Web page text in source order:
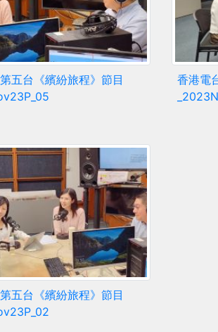
五台《繽紛旅程》節目
香港電
五台《繽紛旅程》節目